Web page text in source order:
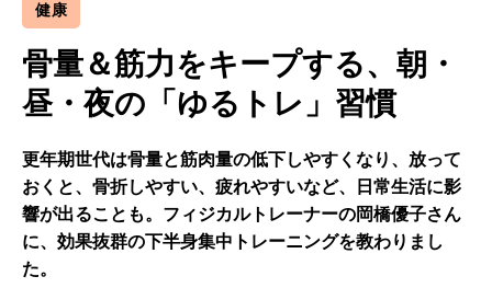
健康
骨量＆筋力をキープする、朝・
昼・夜の「ゆるトレ」習慣
更年期世代は骨量と筋肉量の低下しやすくなり、放って
おくと、骨折しやすい、疲れやすいなど、日常生活に影
響が出ることも。フィジカルトレーナーの岡橋優子さん
に、効果抜群の下半身集中トレーニングを教わりまし
た。